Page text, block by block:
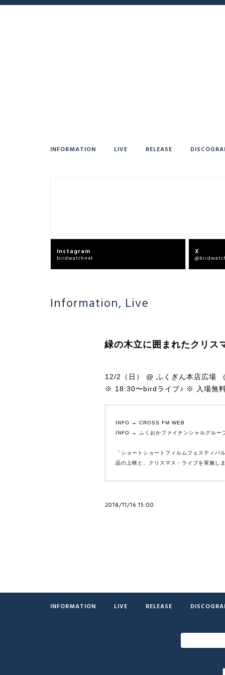
INFORMATION LIVE RELEASE
Instagram
birdwatchnet
X
Information, Live
緑の木立に囲まれたクリス
12/2（日） @ ふくぎん本店広場
※ 18:30〜birdライブ♪ ※ 入場無
INFO → CROSS FM WEB
INFO → ふくおかファイナンシャルグル
「ショートショートフィルムフェスティバ
品の上映と、クリスマス・ライブを実施し
2018/11/16 15:00
INFORMATION LIVE RELEASE